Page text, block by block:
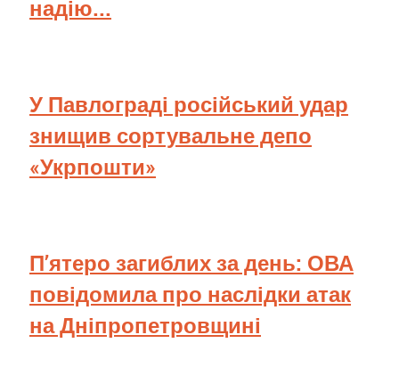
надію...
У Павлограді російський удар
знищив сортувальне депо
«Укрпошти»
П’ятеро загиблих за день: ОВА
повідомила про наслідки атак
на Дніпропетровщині